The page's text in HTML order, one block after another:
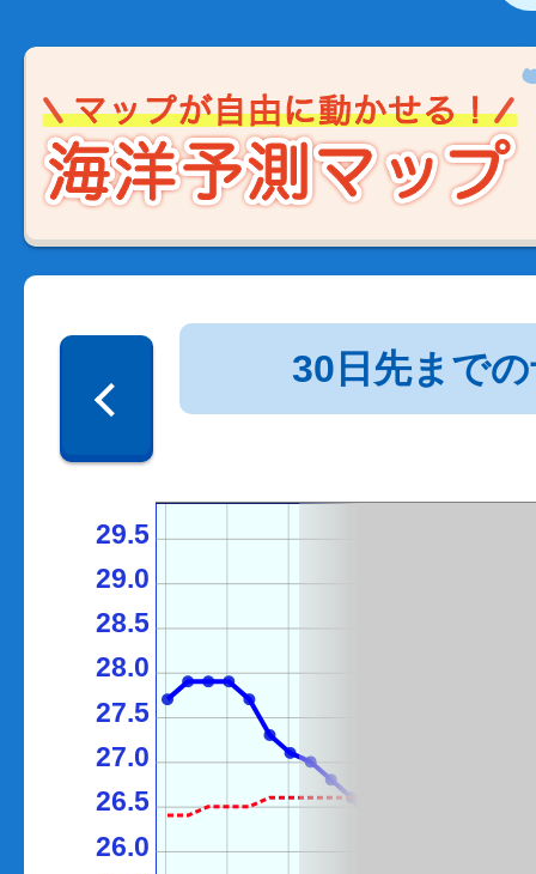
30日先まで
26.0
26.5
27.0
27.5
28.0
28.5
29.0
29.5